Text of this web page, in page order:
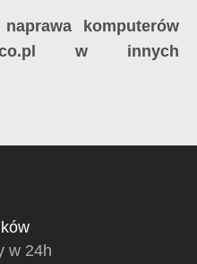
komputerów
w innych
w 24h